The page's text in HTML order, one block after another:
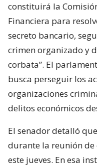
constituirá la
Financiera para
secreto bancario,
crimen organizado y
corbata”. El
busca perseguir los
organizaciones
delitos económicos
El senador detalló
durante la reunión de
este jueves. En esa